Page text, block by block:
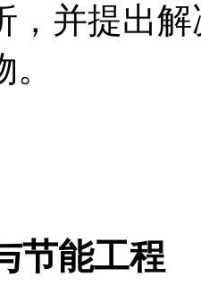
，并提出
节能工程